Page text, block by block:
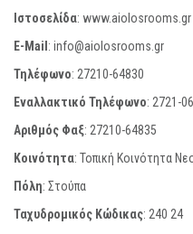
Ιστοσελίδα: www.aiolosrooms.gr
E-Mail: info@aiolosrooms.gr
Τηλέφωνο: 27210-64830
Εναλλακτικό Τηλέφωνο: 2721-
Αριθμός Φαξ: 27210-64835
Κοινότητα: Τοπική Κοινότητα
Πόλη: Στούπα
Ταχυδρομικός Κώδικας: 240 24